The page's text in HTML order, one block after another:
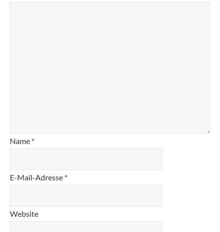
Name *
E-Mail-Adresse *
Website